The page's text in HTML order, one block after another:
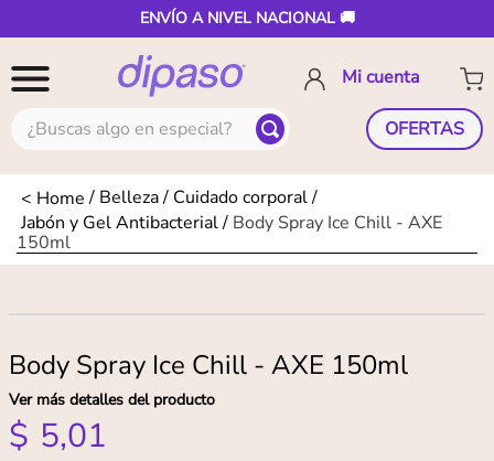
ENVÍO A NIVEL NACIONAL 🚚
¿Buscas algo en especial? OFERTAS
Belleza
Cuidado corporal
Jabón y Gel Antibacterial
Body Spray Ice Chill - AXE
150ml
Body Spray Ice Chill - AXE 150ml
Ver más detalles del producto
$ 5,01